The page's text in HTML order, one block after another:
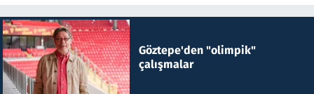
Göztepe'den "olimpik"
çalışmalar